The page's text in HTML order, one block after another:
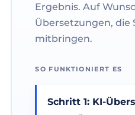
Ergebnis. Auf
Übersetzungen, die
mitbringen.
SO FUNKTIONIERT ES
Schritt 1: KI-